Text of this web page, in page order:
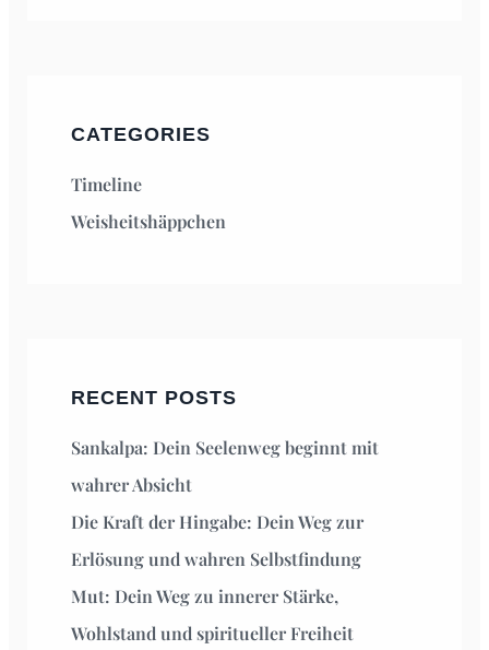
CATEGORIES
Timeline
Weisheitshäppchen
RECENT POSTS
Sankalpa: Dein Seelenweg beginnt mit
wahrer Absicht
Die Kraft der Hingabe: Dein Weg zur
Erlösung und wahren Selbstfindung
Mut: Dein Weg zu innerer Stärke,
Wohlstand und spiritueller Freiheit